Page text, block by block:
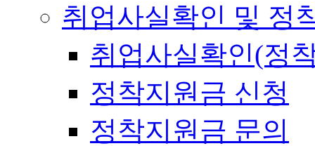
취업사실확인 및 정
취업사실확인(정
정착지원금 신청
정착지원금 문의